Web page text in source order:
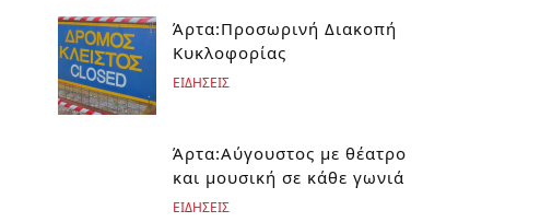
Άρτα:Προσωρινή Διακοπή
Κυκλοφορίας
ΕΙΔΗΣΕΙΣ
Άρτα:Αύγουστος με θέατρο
και μουσική σε κάθε γωνιά
ΕΙΔΗΣΕΙΣ